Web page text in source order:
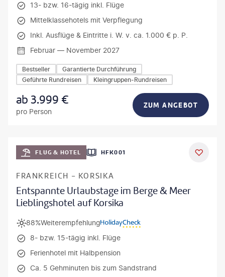
13- bzw. 16-tägig inkl. Flüge
Mittelklassehotels mit Verpflegung
Inkl. Ausflüge & Eintritte i. W. v. ca. 1.000 € p. P.
Februar — November 2027
Bestseller
Garantierte Durchführung
Geführte Rundreisen
Kleingruppen-Rundreisen
ab3.999 €
pro Person
ZUM ANGEBOT
DEAL
FLUG & HOTEL HFK001
FRANKREICH - KORSIKA
Entspannte Urlaubstage im Berge & Meer
Lieblingshotel auf Korsika
Weiterempfehlung
88%
8- bzw. 15-tägig inkl. Flüge
Ferienhotel mit Halbpension
Ca. 5 Gehminuten bis zum Sandstrand